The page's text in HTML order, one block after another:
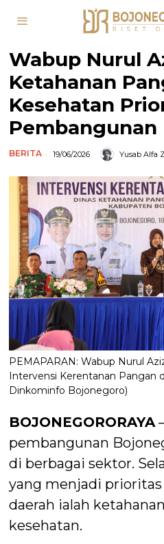
Wabup Nurul
Ketahanan
Kesehatan
Pembangunan
BERITA 19/06/2026 Yusab Alfa
PEMAPARAN: Wabup Nurul
Intervensi Kerentanan Pangan
Dinkominfo Bojonegoro)
BOJONEGORORAYA
pembangunan
di berbagai sektor.
yang menjadi
daerah ialah
kesehatan.